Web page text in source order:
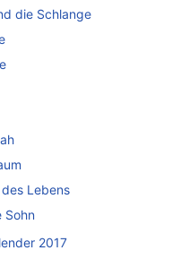
die Schlange
Lebens
Sohn
2017